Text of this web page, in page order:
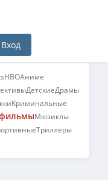
Вход
HBOАниме
ДетскиеДрамы
Криминальные
Мюзиклы
Триллеры